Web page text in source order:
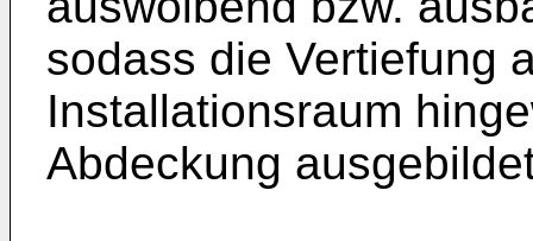
sodass die Vertiefung
Installationsraum
Abdeckung